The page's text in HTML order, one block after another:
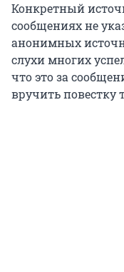
Конкретный
сообщениях не
анонимных
слухи многих
что это за
вручить